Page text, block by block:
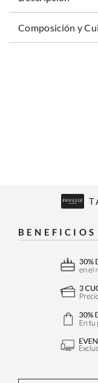
Composición y
BENEFICIOS